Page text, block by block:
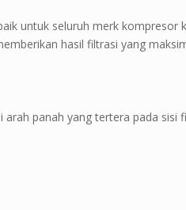
untuk seluruh merk kompresor
hasil filtrasi yang
panah yang tertera pada sisi